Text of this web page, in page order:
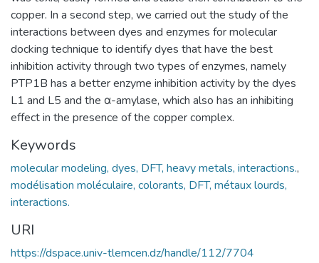
copper. In a second step, we carried out the study of the
interactions between dyes and enzymes for molecular
docking technique to identify dyes that have the best
inhibition activity through two types of enzymes, namely
PTP1B has a better enzyme inhibition activity by the dyes
L1 and L5 and the α-amylase, which also has an inhibiting
effect in the presence of the copper complex.
Keywords
molecular modeling, dyes, DFT, heavy metals, interactions.,
modélisation moléculaire, colorants, DFT, métaux lourds,
interactions.
URI
https://dspace.univ-tlemcen.dz/handle/112/7704